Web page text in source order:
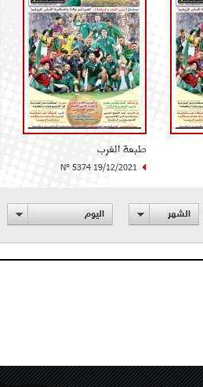
طبعة الغرب
N° 5374 19/12/2021
الشهر اليوم